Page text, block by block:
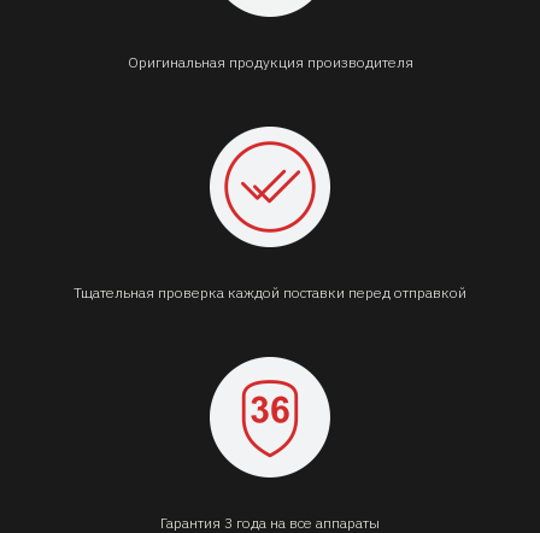
Оригинальная продукция производителя
Тщательная проверка каждой поставки перед отправкой
Гарантия 3 года на все аппараты